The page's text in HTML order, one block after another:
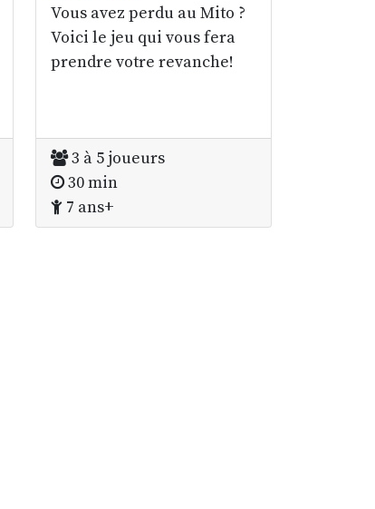
Vous avez perdu au Mito ?
Voici le jeu qui vous fera
prendre votre revanche!
3 à 5 joueurs
30 min
7 ans+